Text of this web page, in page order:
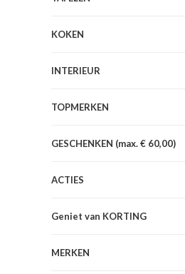
KOKEN
INTERIEUR
TOPMERKEN
GESCHENKEN (max. € 60,00)
ACTIES
Geniet van KORTING
MERKEN